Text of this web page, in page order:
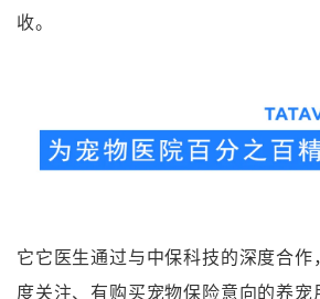
收。
它它医生通过与中保科技的深度合作
度关注、有购买宠物保险意向的养宠